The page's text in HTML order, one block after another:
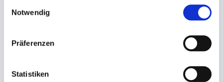
Notwendig
Präferenzen
Statistiken
packpack.de GmbH, Am
Bullhamm 24-26, D-26441 Jever, info@packpack.de
interessiert sein